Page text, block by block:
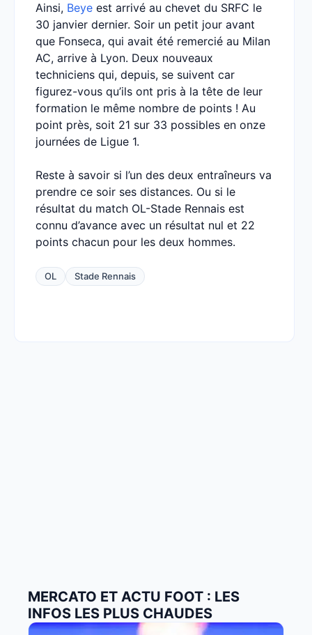
Ainsi, Beye est arrivé au chevet du SRFC le
30 janvier dernier. Soir un petit jour avant
que Fonseca, qui avait été remercié au Milan
AC, arrive à Lyon. Deux nouveaux
techniciens qui, depuis, se suivent car
figurez-vous qu’ils ont pris à la tête de leur
formation le même nombre de points ! Au
point près, soit 21 sur 33 possibles en onze
journées de Ligue 1.
Reste à savoir si l’un des deux entraîneurs va
prendre ce soir ses distances. Ou si le
résultat du match OL-Stade Rennais est
connu d’avance avec un résultat nul et 22
points chacun pour les deux hommes.
OL Stade Rennais
MERCATO ET ACTU FOOT : LES
INFOS LES PLUS CHAUDES